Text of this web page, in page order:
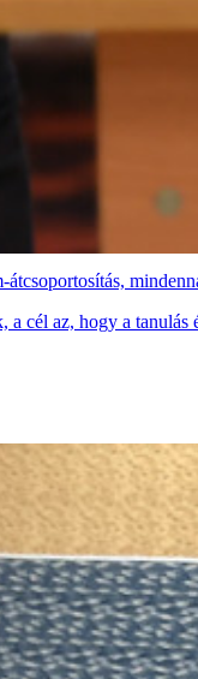
cél az, hogy a